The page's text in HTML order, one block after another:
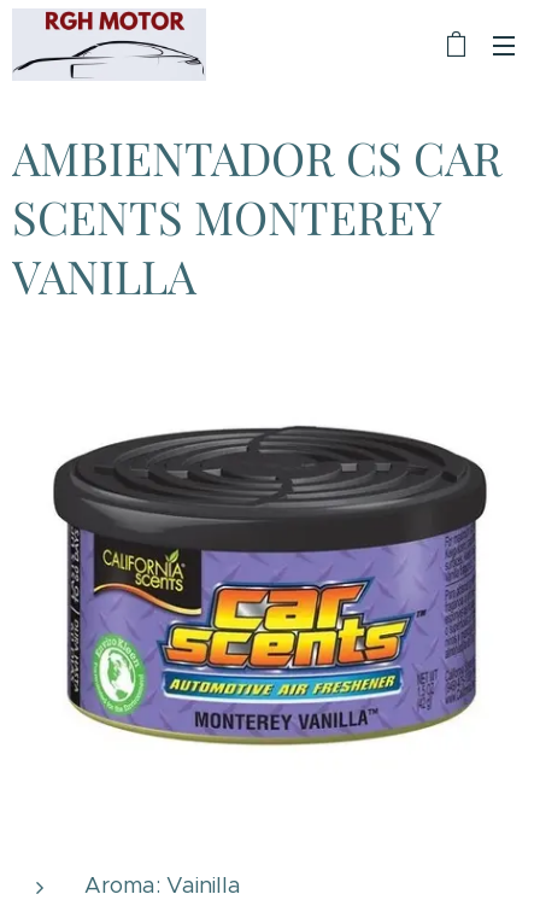
AMBIENTADOR CS CAR
SCENTS MONTEREY
VANILLA
Aroma: Vainilla